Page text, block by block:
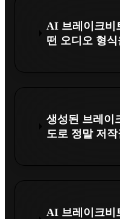
AI 브레이크비
떤 오디오 형
생성된 브레이
도로 정말 저
AI 브레이크비